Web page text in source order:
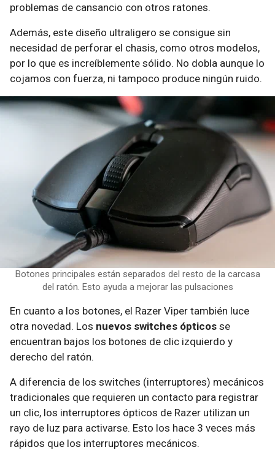
problemas de cansancio con otros ratones.
Además, este diseño ultraligero se consigue sin
necesidad de perforar el chasis, como otros modelos,
por lo que es increíblemente sólido. No dobla aunque lo
cojamos con fuerza, ni tampoco produce ningún ruido.
Botones principales están separados del resto de la carcasa
del ratón. Esto ayuda a mejorar las pulsaciones
En cuanto a los botones, el Razer Viper también luce
otra novedad. Los nuevos switches ópticos se
encuentran bajos los botones de clic izquierdo y
derecho del ratón.
A diferencia de los switches (interruptores) mecánicos
tradicionales que requieren un contacto para registrar
un clic, los interruptores ópticos de Razer utilizan un
rayo de luz para activarse. Esto los hace 3 veces más
rápidos que los interruptores mecánicos.